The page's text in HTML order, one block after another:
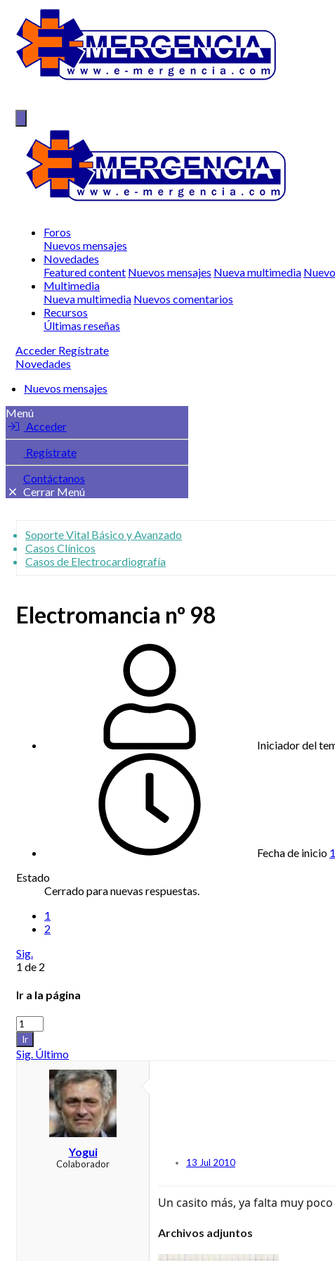
Foros
Nuevos mensajes
Novedades
Featured content Nuevos mensajes Nueva multimedia
Multimedia
Nueva multimedia Nuevos comentarios
Recursos
Últimas reseñas
Acceder Regístrate
Novedades
Nuevos mensajes
Menú
Acceder
Regístrate
Contáctanos
Cerrar Menú
Soporte Vital Básico y Avanzado
Casos Clínicos
Casos de Electrocardiografía
Electromancia nº 98
Iniciador del
Fecha de inicio
Estado
Cerrado para nuevas respuestas.
1
2
Sig.
1 de 2
Ir a la página
Ir
Sig. Último
Yogui
Colaborador 13 Jul 2010
Un casito más, ya falta muy
Archivos adjuntos